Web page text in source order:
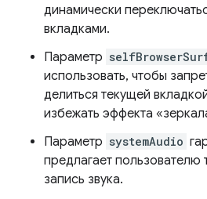
динамически
вкладками.
Параметр
использовать, чтобы
делиться текущей
избежать эффекта
Параметр systemAudio
предлагает пользователю
запись звука.